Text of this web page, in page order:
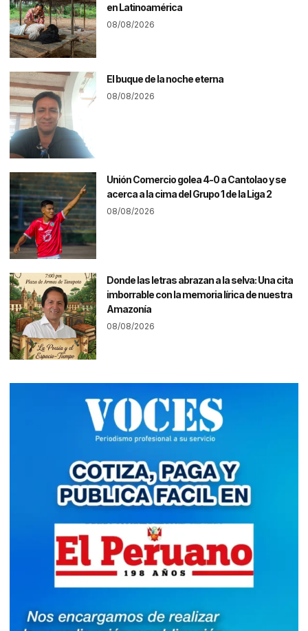
en Latinoamérica
08/08/2026
El buque de la noche eterna
08/08/2026
Unión Comercio golea 4-0 a Cantolao y se
acerca a la cima del Grupo 1 de la Liga 2
08/08/2026
Donde las letras abrazan a la selva: Una cita
imborrable con la memoria lírica de nuestra
Amazonía
08/08/2026